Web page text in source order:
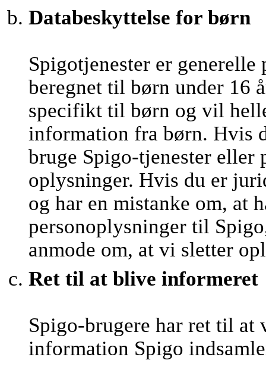
Databeskyttelse for børn
Spigotjenester er
beregnet til børn under 16
specifikt til børn og vil
information fra børn. Hvis
bruge Spigo-tjenester eller
oplysninger. Hvis du er
og har en mistanke om, at
personoplysninger til
anmode om, at vi sletter
Ret til at blive informeret
Spigo-brugere har ret til
information Spigo